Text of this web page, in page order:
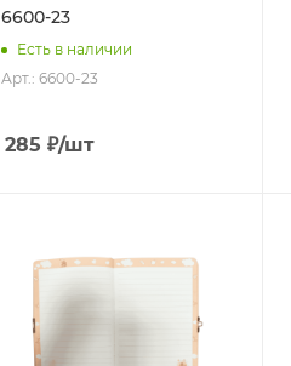
6600-23
Есть в наличии
Арт.: 6600-23
285 ₽/шт